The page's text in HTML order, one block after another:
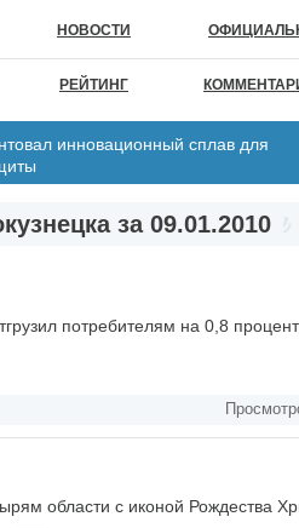
НОВОСТИ
РЕЙТИНГ
инновационный сплав для
за 09.01.2010
потребителям на 0,8
области с иконой Рождества